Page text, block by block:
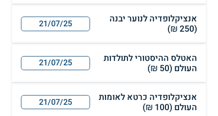
אנציקלופדיה לנוער יבנה
(250 ₪)
21/07/25
האטלס ההיסטורי לתולדות
העולם (50 ₪)
21/07/25
אנציקלופדיה כרטא לאומות
העולם (100 ₪)
21/07/25